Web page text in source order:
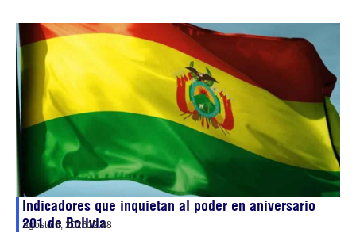
Indicadores que inquietan al poder en aniversario
201 de Bolivia
agosto 6, 202612:48